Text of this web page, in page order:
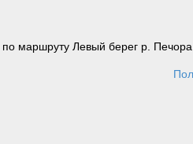
маршруту Левый берег р.